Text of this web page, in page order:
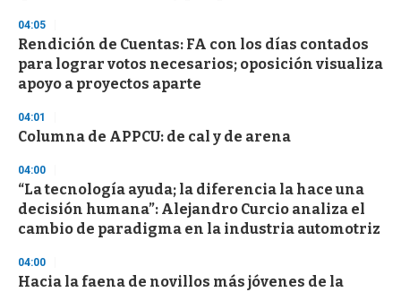
04:05
Rendición de Cuentas: FA con los días contados
para lograr votos necesarios; oposición visualiza
apoyo a proyectos aparte
04:01
Columna de APPCU: de cal y de arena
04:00
“La tecnología ayuda; la diferencia la hace una
decisión humana”: Alejandro Curcio analiza el
cambio de paradigma en la industria automotriz
04:00
Hacia la faena de novillos más jóvenes de la